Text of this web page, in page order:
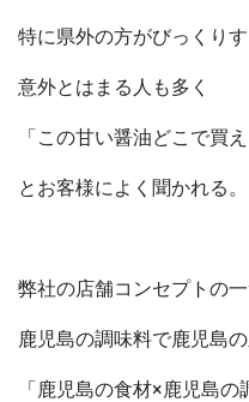
特に県外の方がびっくりす
意外とはまる人も多く
「この甘い醤油どこで買
とお客様によく聞かれる。
弊社の店舗コンセプトの
鹿児島の調味料で鹿児島
「鹿児島の食材×鹿児島の